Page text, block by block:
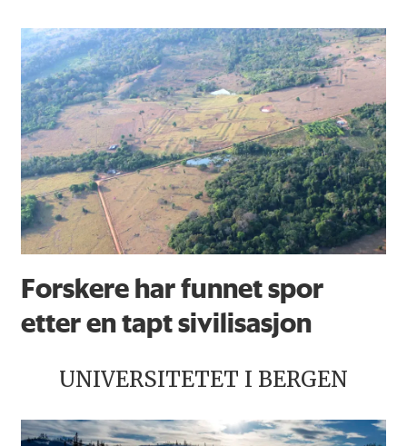
Forskere har funnet spor
etter en tapt sivilisasjon
UNIVERSITETET I BERGEN